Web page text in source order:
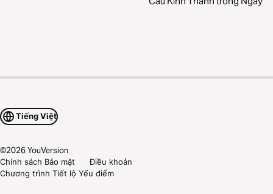
Tiếng Việt
©2026YouVersion
Chính sách Bảo mật
Điều khoản
Chương trình Tiết lộ Yếu điểm